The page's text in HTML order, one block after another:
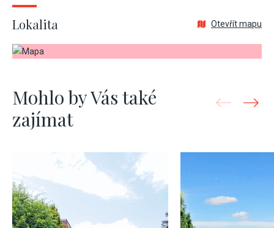
Lokalita Otevřít mapu
Mohlo by Vás také
zajímat